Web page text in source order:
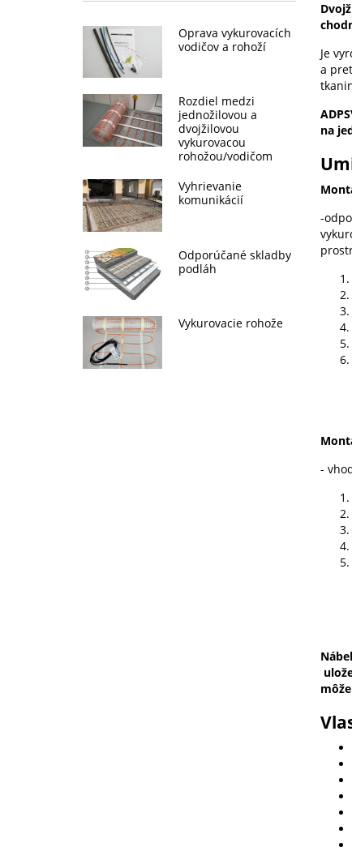
Je
a
na
-
-
Oprava vykurovacích
vodičov a rohoží
Rozdiel medzi
jednožilovou a
dvojžilovou
vykurovacou
rohožou/vodičom
Vyhrievanie
komunikácií
Odporúčané skladby
podláh
Vykurovacie rohože